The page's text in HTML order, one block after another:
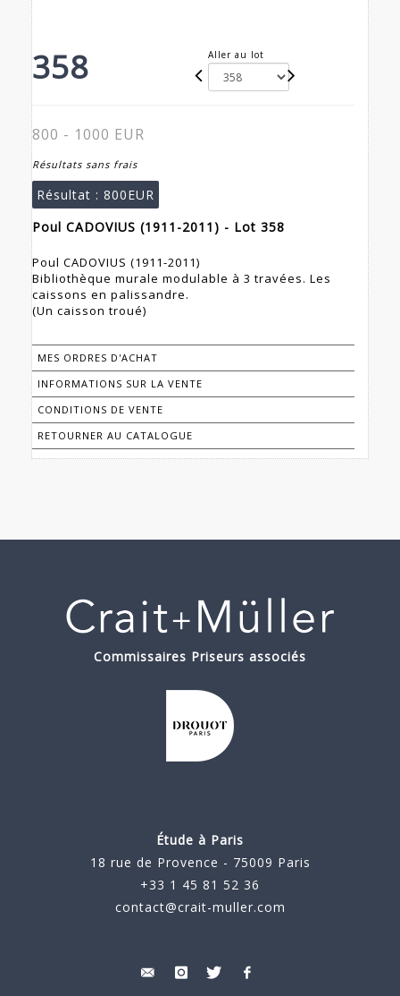
358 Aller au lot
800 - 1000 EUR
Résultats sans frais
Résultat : 800EUR
Poul CADOVIUS (1911-2011) - Lot 358
Poul CADOVIUS (1911-2011)
Bibliothèque murale modulable à 3 travées. Les
caissons en palissandre.
(Un caisson troué)
MES ORDRES D'ACHAT
INFORMATIONS SUR LA VENTE
CONDITIONS DE VENTE
RETOURNER AU CATALOGUE
Commissaires Priseurs associés
Étude à Paris
18 rue de Provence - 75009 Paris
+33 1 45 81 52 36
contact@crait-muller.com